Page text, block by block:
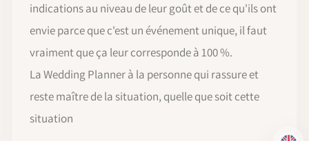
indications au niveau de leur goût et de ce qu'ils ont
envie parce que c'est un événement unique, il faut
vraiment que ça leur corresponde à 100 %.
La Wedding Planner à la personne qui rassure et
reste maître de la situation, quelle que soit cette
situation